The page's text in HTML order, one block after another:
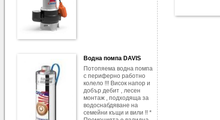
Водна помпа DAVIS
Потопяема водна помпа
с периферно работно
колело !!! Висок напор и
добър дебит , лесен
монтаж , подходяща за
водоснабдяване на
семейни къщи и вили !! *